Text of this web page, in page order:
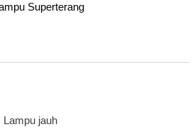
Superterang
Lampu jauh